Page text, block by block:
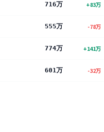
716万 +83万
555万 -78万
774万 +141万
601万 -32万